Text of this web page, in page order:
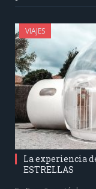
VIAJES
La experiencia
ESTRELLAS